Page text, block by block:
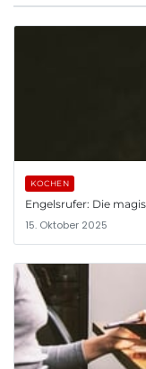
KOCHEN
Engelsrufer: Die
15. Oktober 2025